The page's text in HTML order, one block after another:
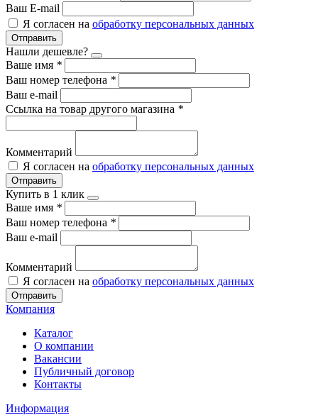
Ваш E-mail
Я согласен на обработку персональных данных
Отправить
Нашли дешевле?
Ваше имя *
Ваш номер телефона *
Ваш e-mail
Ссылка на товар другого магазина *
Комментарий
Я согласен на обработку персональных данных
Отправить
Купить в 1 клик
Ваше имя *
Ваш номер телефона *
Ваш e-mail
Комментарий
Я согласен на обработку персональных данных
Отправить
Компания
Каталог
О компании
Вакансии
Публичный договор
Контакты
Информация